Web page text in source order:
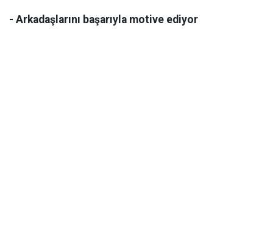
- Arkadaşlarını başarıyla motive ediyor